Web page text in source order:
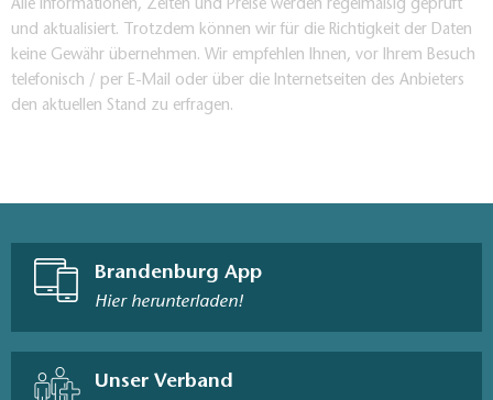
Alle Informationen, Zeiten und Preise werden regelmäßig geprüft
und aktualisiert. Trotzdem können wir für die Richtigkeit der Daten
keine Gewähr übernehmen. Wir empfehlen Ihnen, vor Ihrem Besuch
telefonisch / per E-Mail oder über die Internetseiten des Anbieters
den aktuellen Stand zu erfragen.
Brandenburg App
Hier herunterladen!
Unser Verband